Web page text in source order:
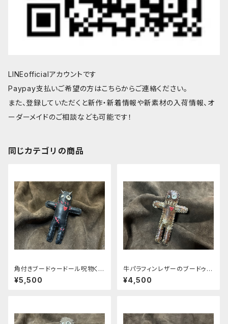
LINEofficialアカウントです
Paypay支払いご希望の方はこちらからご連絡ください。
また、登録していただくと新作・新着情報や新素材の入荷情報、オ
ーダーメイドのご相談なども可能です！
同じカテゴリの商品
角付きブードゥードール呪物く
ん 黒マガツヒ
¥5,500
牛パラフィンレザーのブードゥー
ドール呪物くん
¥4,500